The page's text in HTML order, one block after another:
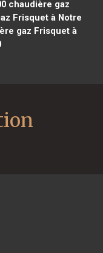
chaudière gaz
Frisquet à Notre
gaz Frisquet à